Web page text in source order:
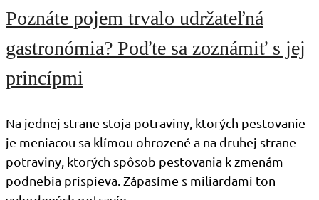
Poznáte pojem trvalo udržateľná
gastronómia? Poďte sa zoznámiť s jej
princípmi
Na jednej strane stoja potraviny, ktorých pestovanie
je meniacou sa klímou ohrozené a na druhej strane
potraviny, ktorých spôsob pestovania k zmenám
podnebia prispieva. Zápasíme s miliardami ton